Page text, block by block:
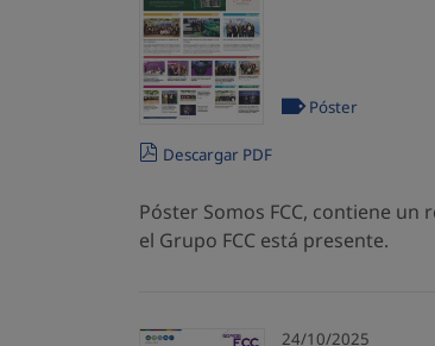
Descargar PDF
Póster
Póster Somos FCC, contiene
el Grupo FCC está presente.
24/10/2025